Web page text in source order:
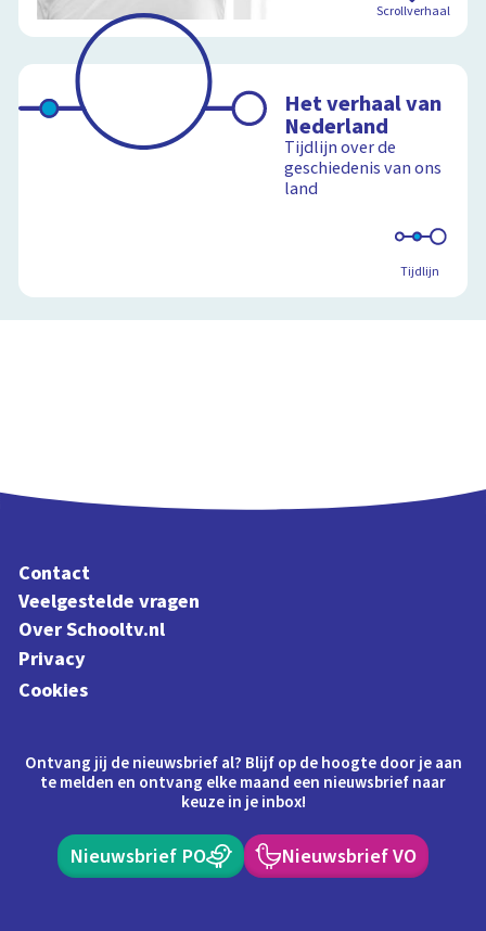
Scrollverhaal
Het verhaal van
Nederland
Tijdlijn over de
geschiedenis van ons
land
Tijdlijn
Contact
Veelgestelde vragen
Over Schooltv.nl
Privacy
Cookies
Ontvang jij de nieuwsbrief al? Blijf op de hoogte door je aan
te melden en ontvang elke maand een nieuwsbrief naar
keuze in je inbox!
Nieuwsbrief PO Nieuwsbrief VO